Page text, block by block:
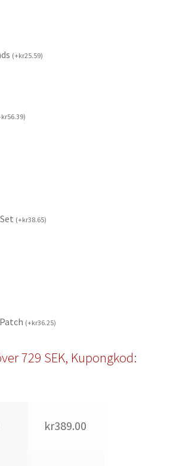
(+kr25.59)
kr56.39)
(+kr38.65)
(+kr36.25)
729 SEK, Kupongkod:
kr389.00